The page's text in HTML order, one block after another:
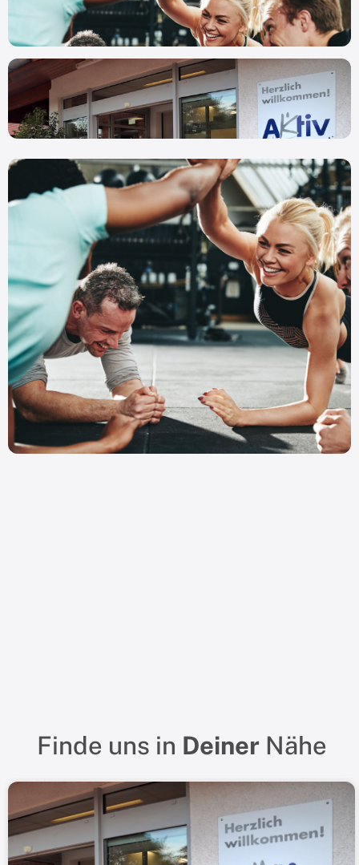
Finde uns in Deiner Nähe